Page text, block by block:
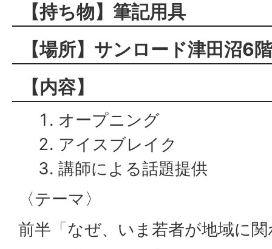
【持ち物】筆記用具
【場所】サンロード津田沼6
【内容】
オープニング
アイスブレイク
講師による話題提供
〈テーマ〉
前半「なぜ、いま若者が地域に